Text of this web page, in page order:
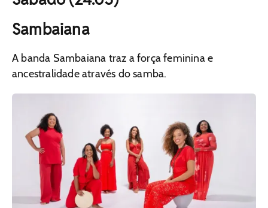
Sambaiana
A banda Sambaiana traz a força feminina e
ancestralidade através do samba.